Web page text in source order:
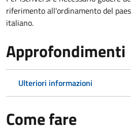
riferimento all'ordinamento del
italiano.
Approfondimenti
Ulteriori informazioni
Come fare